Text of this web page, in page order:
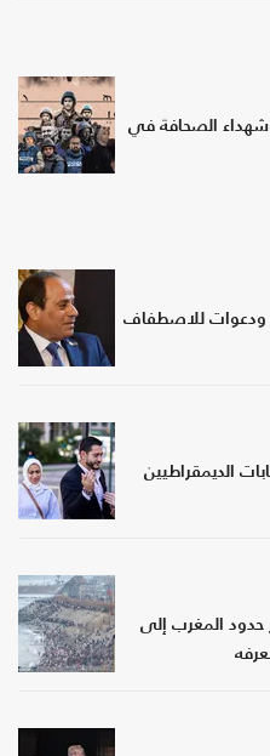
شهداء الصحافة في
ودعوات للاصطفاف
الديمقراطيين
حدود المغرب إلى